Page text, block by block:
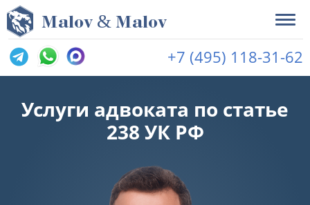
Malov & Malov
+7 (495) 118-31-62
Услуги адвоката по статье
238 УК РФ